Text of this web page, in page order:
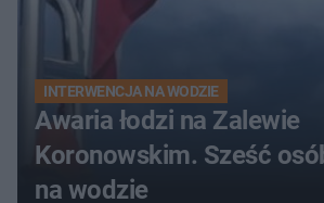
INTERWENCJA NA WODZIE
Awaria łodzi na Zalewie
Koronowskim. Sześć
na wodzie